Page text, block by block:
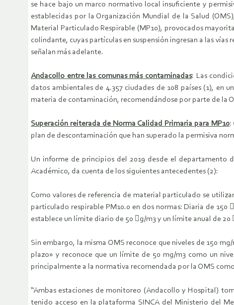
se hace bajo un marco normativo local insuficiente y
establecidas por la Organización Mundial de la Salud
Material Particulado Respirable (MP10), provocados
colindante, cuyas partículas en suspensión ingresan a las
señalan más adelante.
Andacollo entre las comunas más contaminadas: Las
datos ambientales de 4.357 ciudades de 108 países (1), en
materia de contaminación, recomendándose por parte de la
Superación reiterada de Norma Calidad Primaria para MP10:
plan de descontaminación que han superado la permisiva
Un informe de principios del 2019 desde el departamento
Académico, da cuenta de los siguientes antecedentes (2):
Como valores de referencia de material particulado se
particulado respirable PM10.0 en dos normas: Diaria de
establece un límite diario de 50 g/m3 y un límite anual de 20
Sin embargo, la misma OMS reconoce que niveles de 150
plazo» y reconoce que un límite de 50 mg/m3 como un
principalmente a la normativa recomendada por la OMS
“Ambas estaciones de monitoreo (Andacollo y Hospital)
tenido acceso en la plataforma SINCA del Ministerio del